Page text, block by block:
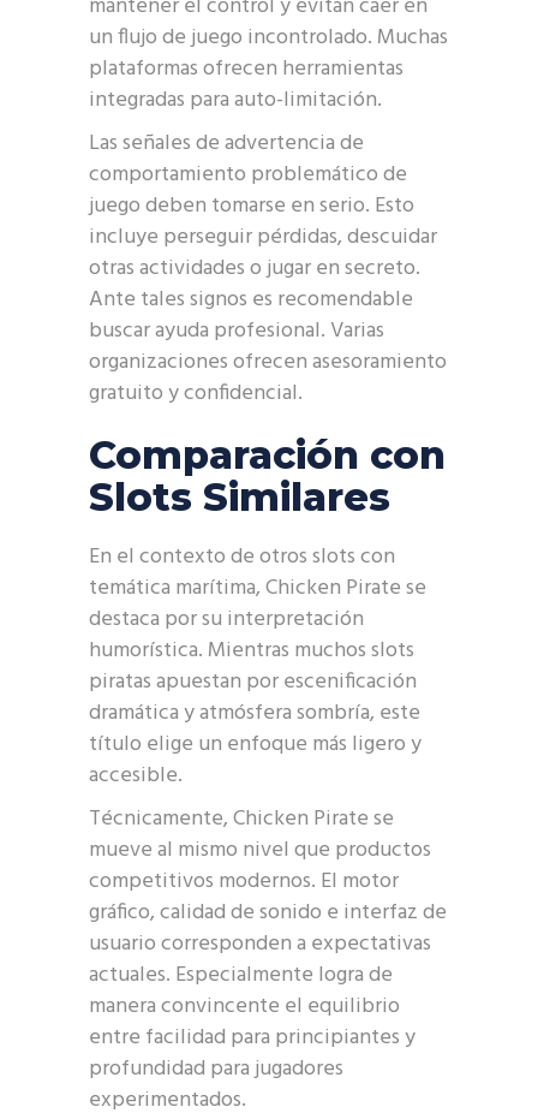
un flujo de juego incontrolado. Muchas
plataformas ofrecen herramientas
integradas para auto-limitación.
Las señales de advertencia de
comportamiento problemático de
juego deben tomarse en serio. Esto
incluye perseguir pérdidas, descuidar
otras actividades o jugar en secreto.
Ante tales signos es recomendable
buscar ayuda profesional. Varias
organizaciones ofrecen asesoramiento
gratuito y confidencial.
Comparación con
Slots Similares
En el contexto de otros slots con
temática marítima, Chicken Pirate se
destaca por su interpretación
humorística. Mientras muchos slots
piratas apuestan por escenificación
dramática y atmósfera sombría, este
título elige un enfoque más ligero y
accesible.
Técnicamente, Chicken Pirate se
mueve al mismo nivel que productos
competitivos modernos. El motor
gráfico, calidad de sonido e interfaz de
usuario corresponden a expectativas
actuales. Especialmente logra de
manera convincente el equilibrio
entre facilidad para principiantes y
profundidad para jugadores
experimentados.